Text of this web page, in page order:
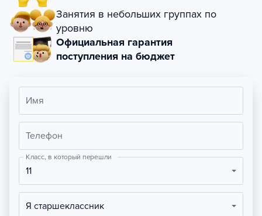
Занятия в небольших группах по
уровню
Официальная гарантия
поступления на бюджет
Имя
Телефон
Класс, в который перешли
11
Я старшеклассник